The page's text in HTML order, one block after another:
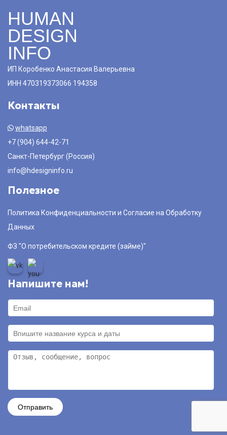
HUMAN
DESIGN
INFO
ИП Коробенко Анастасия Валерьевна
ИНН 470319373066 194358
Контакты
whatsapp
+7 (904) 644-42-71
Санкт-Петербург (Россия)
info@hdesigninfo.ru
Полезное
Политика Конфиденциальности и Согласие на Обработку
Данных
ФЗ "О потребительском кредите (займе)"
Напишите нам!